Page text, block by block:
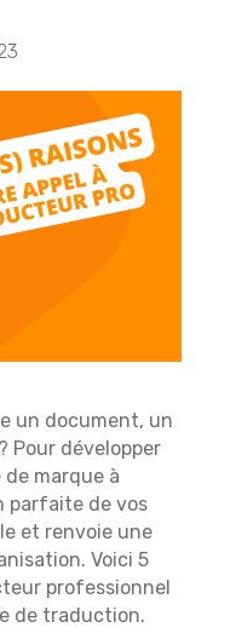
un document, un
Pour développer
marque à
parfaite de vos
et renvoie une
Voici 5
professionnel
de traduction.